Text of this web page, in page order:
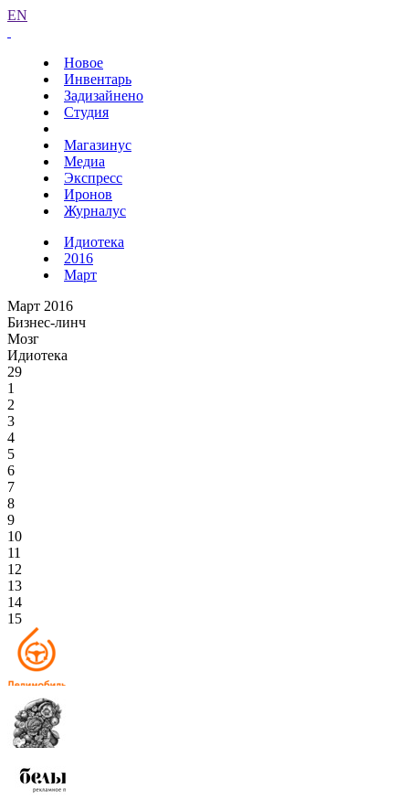
EN
Новое
Инвентарь
Задизайнено
Студия
Магазинус
Медиа
Экспресс
Иронов
Журналус
Идиотека
2016
Март
Март 2016
Бизнес-линч
Мозг
Идиотека
29
1
2
3
4
5
6
7
8
9
10
11
12
13
14
15